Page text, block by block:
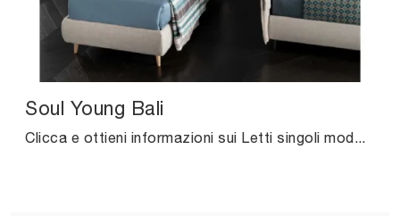
Soul Young Bali
Clicca e ottieni informazioni sui Letti singoli moderni di Altrenotti! Il modello Soul Young Bali in tessuto ti aspetta.